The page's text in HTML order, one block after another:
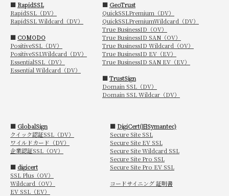
■ RapidSSL ■ GeoTrust
RapidSSL（DV）
QuickSSLPremium（DV）
RapidSSL Wildcard（DV）
QuickSSLPremiumWildcard（DV）
True BusinessID（OV）
■ COMODO
True BusinessID SAN（OV）
PositiveSSL（DV）
True BusinessID Wildcard（OV）
PositiveSSLWildcard（DV）
True BusinessID EV（EV）
EssentialSSL（DV）
True BusinessID SAN EV（EV）
Essential Wildcard（DV）
■TrustSign
Domain SSL（DV）
Domain SSL Wildcar（DV）
■ GlobalSign ■ DigiCert(旧Symantec)
クイック認証SSL（DV）
Secure Site SSL
ワイルドカード（DV）
Secure Site EV SSL
企業認証SSL（OV）
Secure Site Wildcard SSL
Secure Site Pro SSL
■ digicert
Secure Site Pro EV SSL
SSL Plus（OV）
Wildcard（OV）
コードサイニング 証明書
EV SSL（EV）